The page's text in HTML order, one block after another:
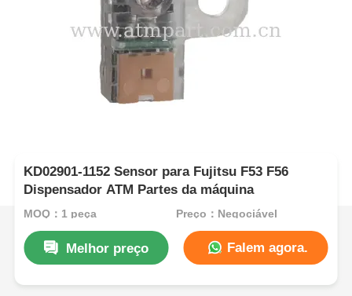
KD02901-1152 Sensor para Fujitsu F53 F56
Dispensador ATM Partes da máquina
MOQ：1 peça Preço：Negociável
Melhor preço Falem agora.